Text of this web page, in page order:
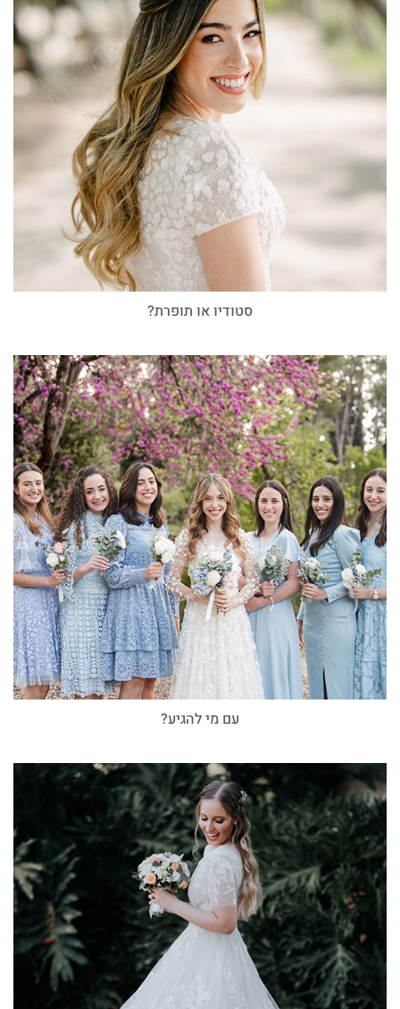
סטודיו או תופרת?
עם מי להגיע?